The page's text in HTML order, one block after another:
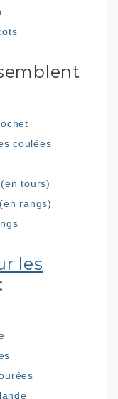
coulées
tours)
rangs)
les
: